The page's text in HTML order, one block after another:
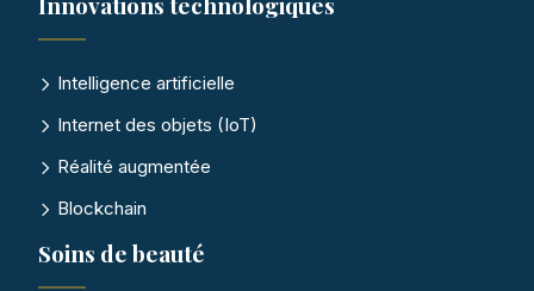
Intelligence artificielle
Internet des objets (IoT)
Réalité augmentée
Blockchain
Soins de beauté